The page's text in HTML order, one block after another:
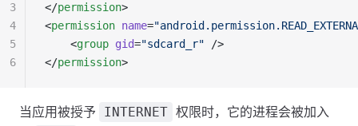
</permission>
<permission name=
    <
group gid="sdcard_r" />
</permission>
3
4
5
6
当应用被授予 INTERNET 权限时，它的进程会被加入